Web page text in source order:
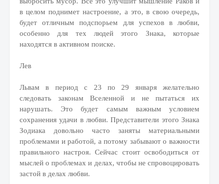
в целом поднимет настроение, а это, в свою очередь,
будет отличным подспорьем для успехов в любви,
особенно для тех людей этого Знака, которые
находятся в активном поиске.
Лев
Львам в период с 23 по 29 января желательно
следовать законам Вселенной и не пытаться их
нарушать. Это будет самым важным условием
сохранения удачи в любви. Представители этого Знака
Зодиака довольно часто заняты материальными
проблемами и работой, а потому забывают о важности
правильного настроя. Сейчас стоит освободиться от
мыслей о проблемах и делах, чтобы не спровоцировать
застой в делах любви.